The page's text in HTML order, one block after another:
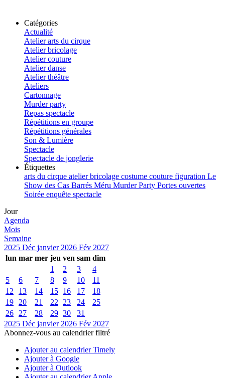
Catégories
Actualité
Atelier arts du cirque
Atelier bricolage
Atelier couture
Atelier danse
Atelier théâtre
Ateliers
Cartonnage
Murder party
Repas spectacle
Répétitions en groupe
Répétitions générales
Son & Lumière
Spectacle
Spectacle de jonglerie
Étiquettes
arts du cirque atelierbricolage costume couture figuration Le
Show des Cas Barrés Méru Murder Party Portes ouvertes
Soirée enquête spectacle
Jour
Agenda
Mois
Semaine
2025 Déc janvier 2026 Fév 2027
lun mar mer jeu ven sam dim
1
2 3
4
5
6 7 8 9 10
11
12
13 14 15 16 17
18
19
20 21 22 23 24
25
26
27 28 29 30
31
2025 Déc janvier 2026 Fév 2027
Abonnez-vous au calendrier filtré
Ajouter au calendrier Timely
Ajouter à Google
Ajouter à Outlook